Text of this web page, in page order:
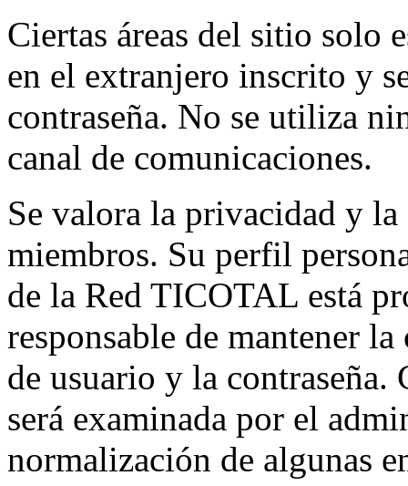
Ciertas áreas del sitio solo
en el extranjero inscrito y
contraseña. No se utiliza
canal de comunicaciones.
Se valora la privacidad y
miembros. Su perfil
de la Red TICOTAL está
responsable de mantener
de usuario y la
será examinada por el
normalización de algunas